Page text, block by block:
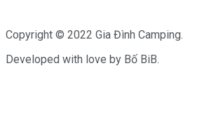
Copyright © 2022 Gia Đình Camping.
Developed with love by Bố BiB.